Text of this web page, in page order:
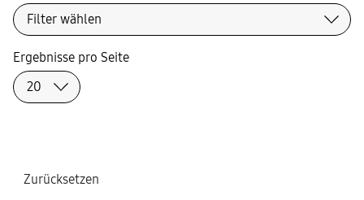
Zurücksetzen
Ergebnisse pro Seite